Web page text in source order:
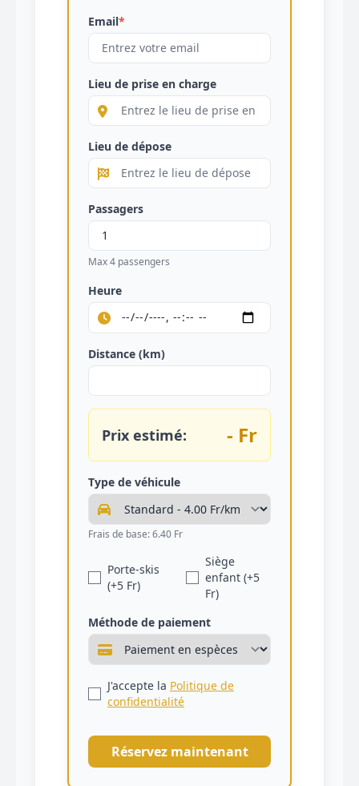
Email*
Lieu de prise en charge
Lieu de dépose
Passagers
Max 4 passengers
Heure
Distance (km)
Prix estimé: - Fr
Type de véhicule
Frais de base: 6.40 Fr
Porte-skis
(+5 Fr)
Siège
enfant (+5
Fr)
Méthode de paiement
J'accepte la Politique de
confidentialité
Réservez maintenant